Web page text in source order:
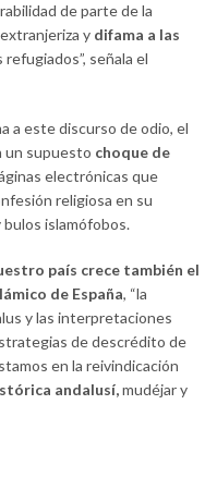
de parte de la
y difama a las
refugiados”, señala el
a este discurso de odio, el
un supuesto choque de
electrónicas que
religiosa en su
islamófobos.
país crece también el
de España, “la
y las interpretaciones
de descrédito de
en la reivindicación
andalusí,mudéjar y